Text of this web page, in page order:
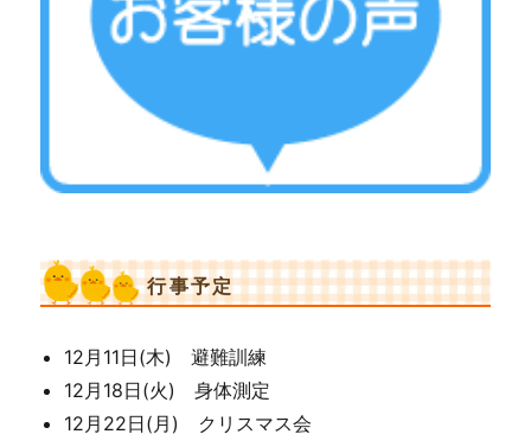
行事予定
12月11日(木) 避難訓練
12月18日(火) 身体測定
12月22日(月) クリスマス会